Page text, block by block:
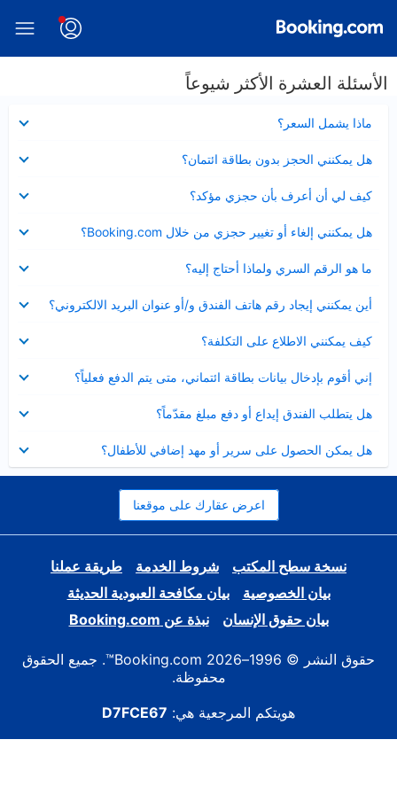
الأسئلة العشرة الأكثر شيوعاً
ماذا يشمل السعر؟
مصغر
هل يمكنني الحجز بدون بطاقة ائتمان؟
مصغر
كيف لي أن أعرف بأن حجزي مؤكد؟
مصغر
هل يمكنني إلغاء أو تغيير حجزي من خلال Booking.com؟
مصغر
ما هو الرقم السري ولماذا أحتاج إليه؟
مصغر
أين يمكنني إيجاد رقم هاتف الفندق و/أو عنوان البريد الالكتروني؟
عرض
مصغر
كيف يمكنني الاطلاع على التكلفة؟
مصغر
إني أقوم بإدخال بيانات بطاقة ائتماني، متى يتم الدفع فعلياً؟
مصغر
هل يتطلب الفندق إيداع أو دفع مبلغ مقدّماً؟
مصغر
هل يمكن الحصول على سرير أو مهد إضافي للأطفال؟
مصغر
اعرض عقارك على موقعنا
نسخة سطح المكتب شروط الخدمة
طريقة عملنا
بيان الخصوصية
بيان مكافحة العبودية الحديثة
بيان حقوق الإنسان
نبذة عن Booking.com
حقوق النشر © 1996–2026 Booking.com™. جميع الحقوق
محفوظة.
هويتكم المرجعية هي: D7FCE67